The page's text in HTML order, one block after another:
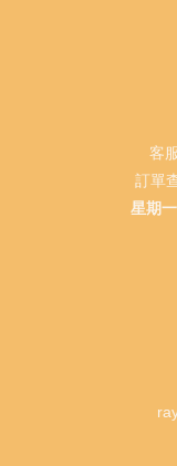
客
訂單
星期一